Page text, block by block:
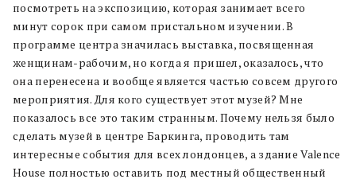
посмотреть на экспозицию, которая занимает всего
минут сорок при самом пристальном изучении. В
программе центра значилась выставка, посвященная
женщинам-рабочим, но когда я пришел, оказалось, что
она перенесена и вообще является частью совсем другого
мероприятия. Для кого существует этот музей? Мне
показалось все это таким странным. Почему нельзя было
сделать музей в центре Баркинга, проводить там
интересные события для всех лондонцев, а здание Valence
House полностью оставить под местный общественный